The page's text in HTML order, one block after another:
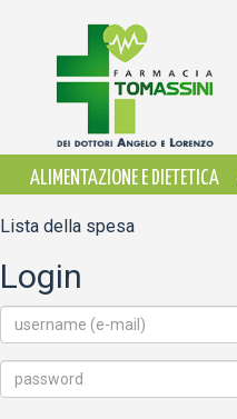
ALIMENTAZIONE E DIETETICA
Lista della spesa
Login